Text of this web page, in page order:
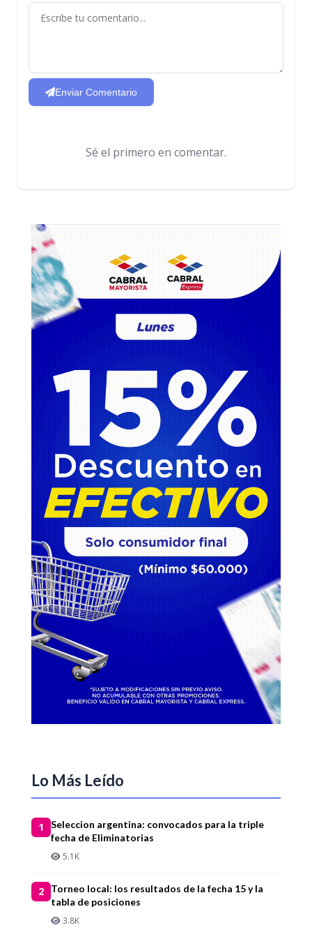
Enviar Comentario
Sé el primero en comentar.
Lo Más Leído
1
Seleccion argentina: convocados para la triple
fecha de Eliminatorias
5.1K
2
Torneo local: los resultados de la fecha 15 y la
tabla de posiciones
3.8K